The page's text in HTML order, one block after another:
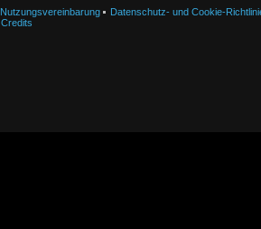
Nutzungsvereinbarung
Datenschutz- und Cookie-
Credits